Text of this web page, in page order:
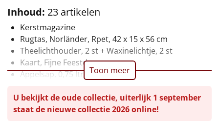
Vrouwen
Duurzaam
Leuke
Uniek
Inhoud: 23 artikelen
Kerstmagazine
Rugtas, Norländer, Rpet, 42 x 15 x 56 cm
Theelichthouder, 2 st + Waxinelichtje, 2 st
Kaart, Fijne Feestdagen
Appelsap, 0,75 ltr
Chips, Croky, Partystars, 80 gr
Sultana, 3-pack, 43 gr
Toon meer
U bekijkt de oude collectie, uiterlijk 1 september
staat de nieuwe collectie 2026 online!